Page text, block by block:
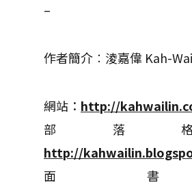
–
作者簡介︰淩嘉偉 Kah-
網站： http://
部落
http://
面書